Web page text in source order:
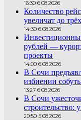
16:30 6.08.2026
Количество
увеличат до
14:30 6.08.2026
рублей —
проекты
14:00 6.08.2026
В Сочи
избиении
13:27 6.08.2026
В Сочи
строительство:
20:50 5.08.2026